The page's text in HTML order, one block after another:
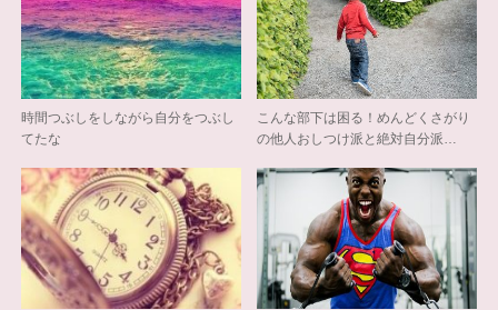
時間つぶしをしながら自分をつぶし
てたな
こんな部下は困る！めんどくさがり
の他人おしつけ派と絶対自分派…